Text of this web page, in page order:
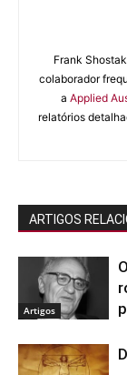
Frank
colaborador
a Applied
relatórios
ARTIGOS
Artigos